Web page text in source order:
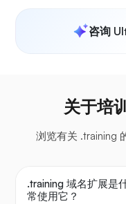
咨询
关于培
浏览有关 .training
.training 域名扩展是
常使用它？